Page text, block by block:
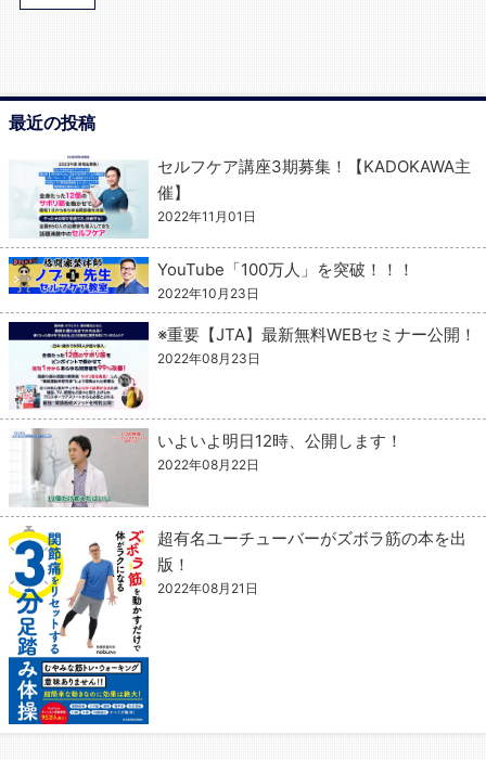
最近の投稿
セルフケア講座3期募集！【KADOKAWA主
催】
2022年11月01日
YouTube「100万人」を突破！！！
2022年10月23日
※重要【JTA】最新無料WEBセミナー公開！
2022年08月23日
いよいよ明日12時、公開します！
2022年08月22日
超有名ユーチューバーがズボラ筋の本を出
版！
2022年08月21日